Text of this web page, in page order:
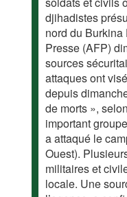
djihadistes
nord du Burkina
Presse (AFP)
sources
attaques ont
depuis
de morts »,
important
a attaqué le
Ouest).
militaires et
locale. Une